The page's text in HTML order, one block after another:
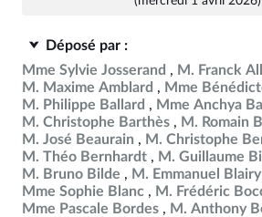
Déposé par :
Mme Sylvie Josserand
M. Franck
M. Maxime Amblard
Mme
M. Philippe Ballard
Mme Anchya
M. Christophe Barthès
M. Romain
M. José Beaurain
M. Christophe
M. Théo Bernhardt
M. Guillaume
M. Bruno Bilde
M. Emmanuel Blairy
Mme Sophie Blanc
M. Frédéric
Mme Pascale Bordes
M. Anthony